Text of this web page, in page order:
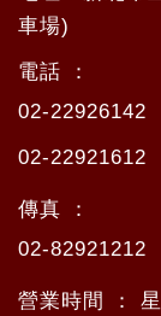
車場)
電話 ：
02-22926142
02-22921612
傳真 ：
02-82921212
營業時間 ：